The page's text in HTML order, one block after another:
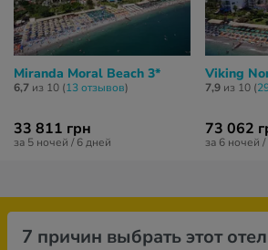
Miranda Moral Beach 3*
6,7 из 10 (13 отзывов)
33 811 грн
за 5 ночей / 6 дней
Viking
7,9из 10 (
73 062
за 6 ночей
7 причин выбрать этот